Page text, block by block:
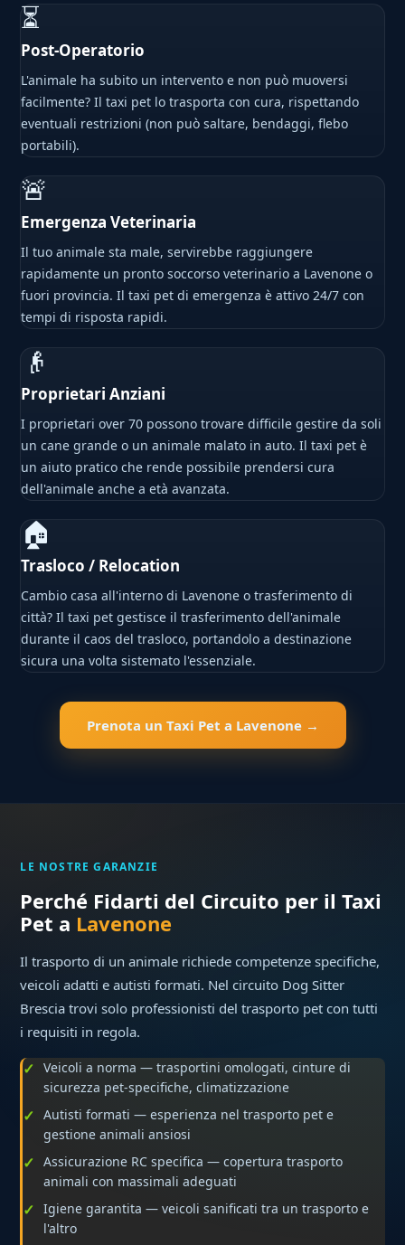
⏳
Post-Operatorio
L'animale ha subito un intervento e non può muoversi
facilmente? Il taxi pet lo trasporta con cura, rispettando
eventuali restrizioni (non può saltare, bendaggi, flebo
portabili).
🚨
Emergenza Veterinaria
Il tuo animale sta male, servirebbe raggiungere
rapidamente un pronto soccorso veterinario a Lavenone o
fuori provincia. Il taxi pet di emergenza è attivo 24/7 con
tempi di risposta rapidi.
👴
Proprietari Anziani
I proprietari over 70 possono trovare difficile gestire da soli
un cane grande o un animale malato in auto. Il taxi pet è
un aiuto pratico che rende possibile prendersi cura
dell'animale anche a età avanzata.
🏠
Trasloco / Relocation
Cambio casa all'interno di Lavenone o trasferimento di
città? Il taxi pet gestisce il trasferimento dell'animale
durante il caos del trasloco, portandolo a destinazione
sicura una volta sistemato l'essenziale.
Prenota un Taxi Pet a Lavenone →
LE NOSTRE GARANZIE
Perché Fidarti del Circuito per il Taxi
Pet a Lavenone
Il trasporto di un animale richiede competenze specifiche,
veicoli adatti e autisti formati. Nel circuito Dog Sitter
Brescia trovi solo professionisti del trasporto pet con tutti
i requisiti in regola.
Veicoli a norma — trasportini omologati, cinture di
sicurezza pet-specifiche, climatizzazione
Autisti formati — esperienza nel trasporto pet e
gestione animali ansiosi
Assicurazione RC specifica — copertura trasporto
animali con massimali adeguati
Igiene garantita — veicoli sanificati tra un trasporto e
l'altro